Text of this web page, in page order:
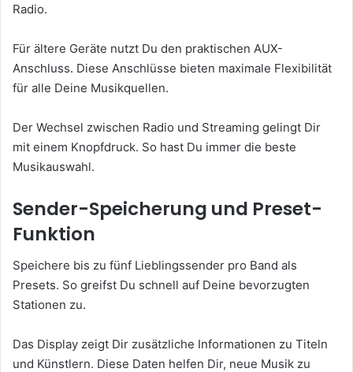
Radio.
Für ältere Geräte nutzt Du den praktischen AUX-
Anschluss. Diese Anschlüsse bieten maximale Flexibilität
für alle Deine Musikquellen.
Der Wechsel zwischen Radio und Streaming gelingt Dir
mit einem Knopfdruck. So hast Du immer die beste
Musikauswahl.
Sender-Speicherung und Preset-
Funktion
Speichere bis zu fünf Lieblingssender pro Band als
Presets. So greifst Du schnell auf Deine bevorzugten
Stationen zu.
Das Display zeigt Dir zusätzliche Informationen zu Titeln
und Künstlern. Diese Daten helfen Dir, neue Musik zu